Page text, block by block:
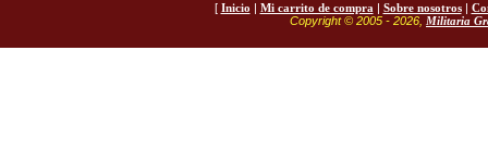
[ Inicio | Mi carrito de compra | Sobre nosotros|
Copyright © 2005 - 2026, Militaria